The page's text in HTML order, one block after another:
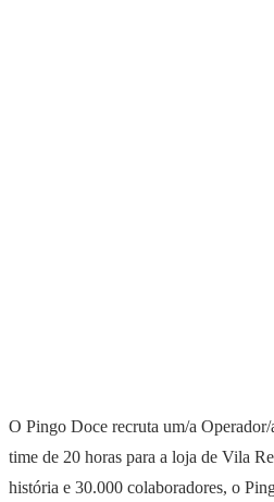
O Pingo Doce recruta um/a
time de 20 horas para a loja de Vila
história e 30.000 colaboradores, o